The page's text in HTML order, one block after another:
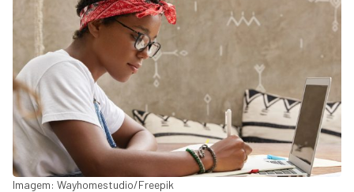
Imagem: Wayhomestudio/Freepik